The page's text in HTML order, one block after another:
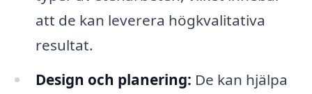
att de kan leverera högkvalitativa
resultat.
Design och planering: De kan hjälpa